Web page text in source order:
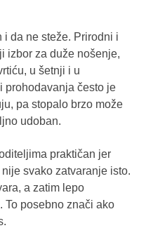
i da ne steže. Prirodni i
izbor za duže nošenje,
u šetnji i u
prohodavanja često je
pa stopalo brzo može
udoban.
praktičan jer
svako zatvaranje isto.
a zatim lepo
To posebno znači ako